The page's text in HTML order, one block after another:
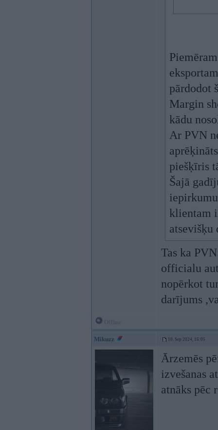
pārdodot
Margin
kādu
Ar PVN
piešķīris
Šajā
klientam
atsevišķu
Tas ka
officialu
nopērkot
darījums
Mikuzz 10. Sep 2024, 16:05
Ārzemēs
izvešanas
atnāks pēc